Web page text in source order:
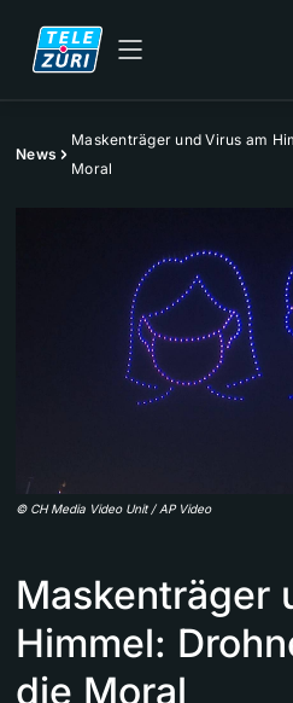
News
Maskenträger und Virus am
Moral
© CH Media Video Unit / AP Video
Maskenträger
Himmel:
die Moral